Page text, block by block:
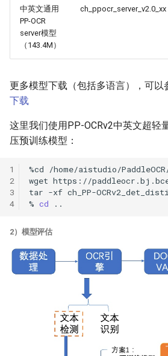
中英文通用
PP-OCR
server模型
（143.4M）
ch_ppocr_server_v2.0_xx
更多模型下载（包括多语言），可以
下载
这里我们使用PP-OCRv2中英文超轻
压预训练模型：
1
2
3
4
%cd
wget
tar -xf ch_PP-
% cd
2）模型评估